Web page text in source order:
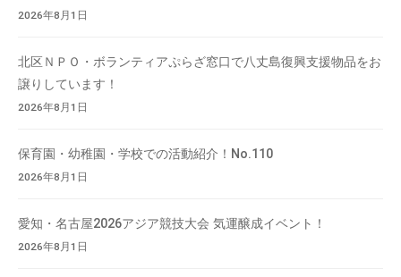
2026年8月1日
北区ＮＰＯ・ボランティアぷらざ窓口で八丈島復興支援物品をお
譲りしています！
2026年8月1日
保育園・幼稚園・学校での活動紹介！No.110
2026年8月1日
愛知・名古屋2026アジア競技大会 気運醸成イベント！
2026年8月1日